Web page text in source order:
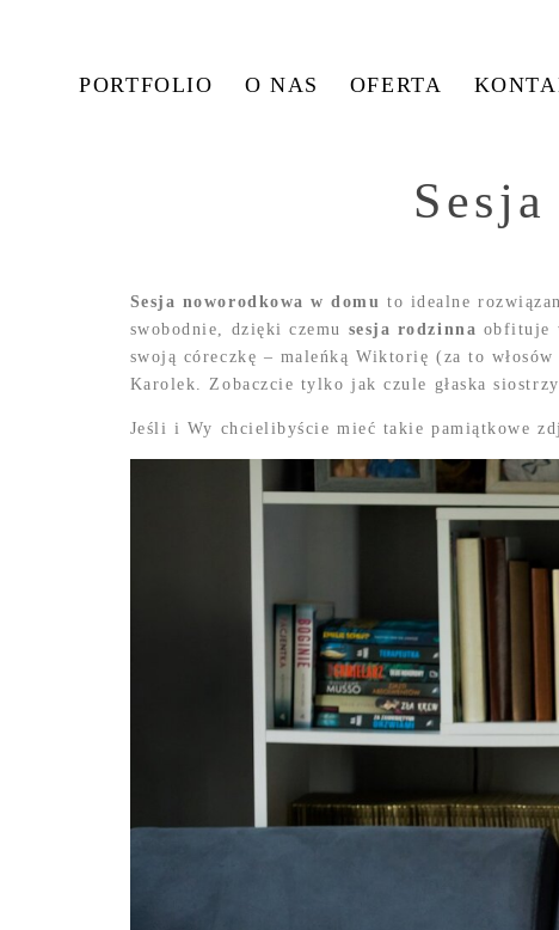
PORTFOLIO O NAS OFERTA
Sesja noworodkowa w domu to idealne
swobodnie, dzięki czemu sesja rodzinna obfituje
swoją córeczkę – maleńką Wiktorię (za to
Karolek. Zobaczcie tylko jak czule głaska
Jeśli i Wy chcielibyście mieć takie pamiątkowe